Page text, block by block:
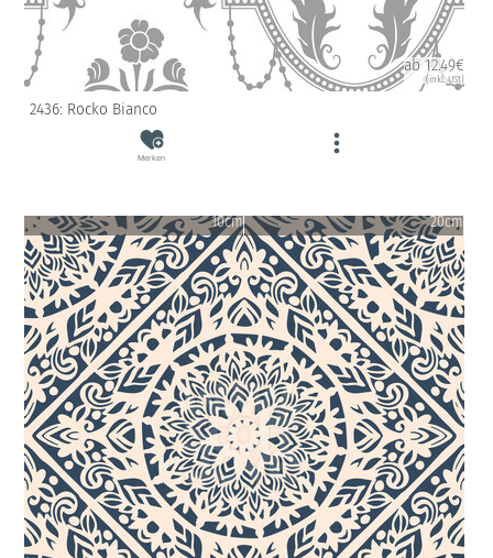
ab 12.49€
(inkl. USt)
2436: Rocko Bianco
Merken
10cm 20cm